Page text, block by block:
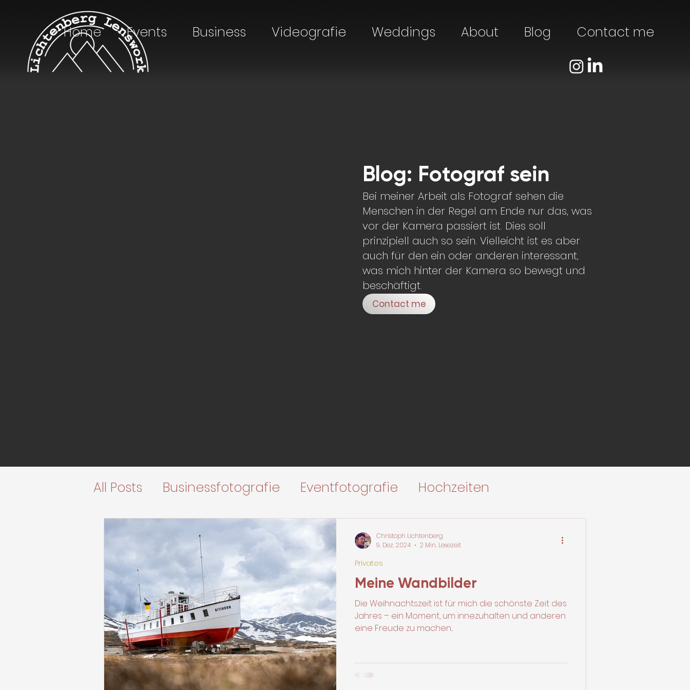
Home Events Business Videografie Weddings About Blog Contact me
Blog: Fotograf sein
Bei meiner Arbeit als Fotograf sehen die
Menschen in der Regel am Ende nur das, was
vor der Kamera passiert ist. Dies soll
prinzipiell auch so sein. Vielleicht ist es aber
auch für den ein oder anderen interessant,
was mich hinter der Kamera so bewegt und
beschäftigt.
Contact me
All Posts Businessfotografie Eventfotografie Hochzeiten
Unternehmen Lenswork
Meine Wandbilder
Die Weihnachtszeit ist für mich die schönste Zeit des
Jahres – ein Moment, um innezuhalten und anderen
eine Freude zu machen...
Privates
Christoph Lichtenberg
9. Dez. 2024
2 Min. Lesezeit